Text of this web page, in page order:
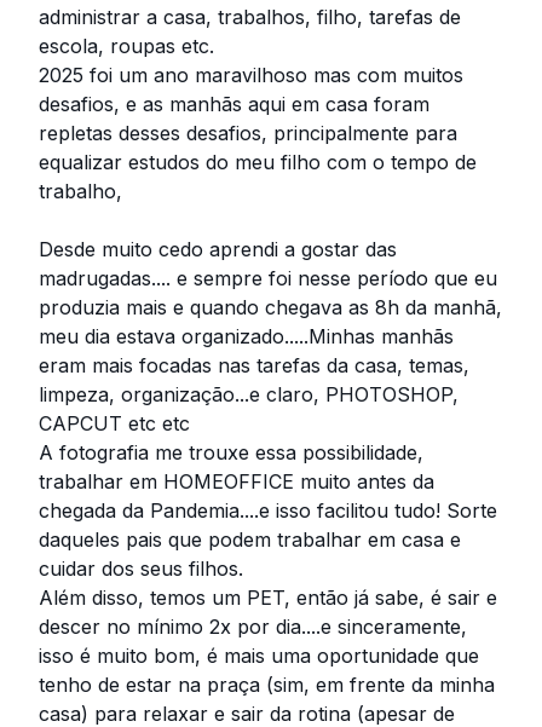
administrar a casa, trabalhos, filho, tarefas de
escola, roupas etc.
2025 foi um ano maravilhoso mas com muitos
desafios, e as manhãs aqui em casa foram
repletas desses desafios, principalmente para
equalizar estudos do meu filho com o tempo de
trabalho,
Desde muito cedo aprendi a gostar das
madrugadas.... e sempre foi nesse período que eu
produzia mais e quando chegava as 8h da manhã,
meu dia estava organizado.....Minhas manhãs
eram mais focadas nas tarefas da casa, temas,
limpeza, organização...e claro, PHOTOSHOP,
CAPCUT etc etc
A fotografia me trouxe essa possibilidade,
trabalhar em HOMEOFFICE muito antes da
chegada da Pandemia....e isso facilitou tudo! Sorte
daqueles pais que podem trabalhar em casa e
cuidar dos seus filhos.
Além disso, temos um PET, então já sabe, é sair e
descer no mínimo 2x por dia....e sinceramente,
isso é muito bom, é mais uma oportunidade que
tenho de estar na praça (sim, em frente da minha
casa) para relaxar e sair da rotina (apesar de